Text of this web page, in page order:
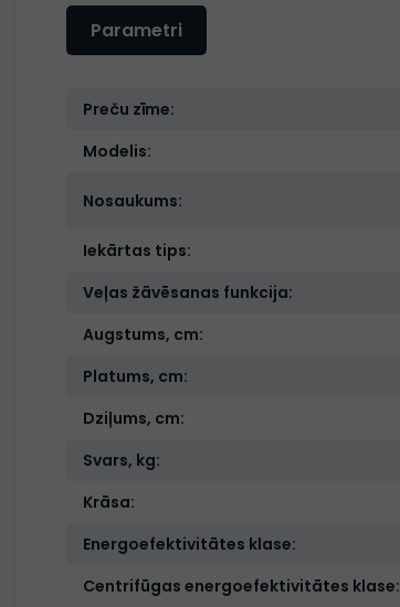
Parametri
Preču zīme:
Modelis:
Nosaukums:
Iekārtas tips:
Veļas žāvēsanas funkcija:
Augstums, cm:
Platums, cm:
Dziļums, cm:
Svars, kg:
Krāsa:
Energoefektivitātes klase:
Centrifūgas energoefektivitātes klase: